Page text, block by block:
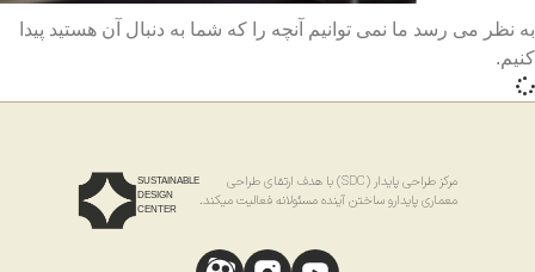
به نظر می رسد ما نمی توانیم آنچه را که شما به دنبال آن هستید پیدا
کنیم.
مرکز طراحی پایدار (SDC) با هدف ارتقای طراحی
معماری پایدارو ساختن آینده مسئولانه فعالیت میکند.
SUSTAINABLE
DESIGN
CENTER